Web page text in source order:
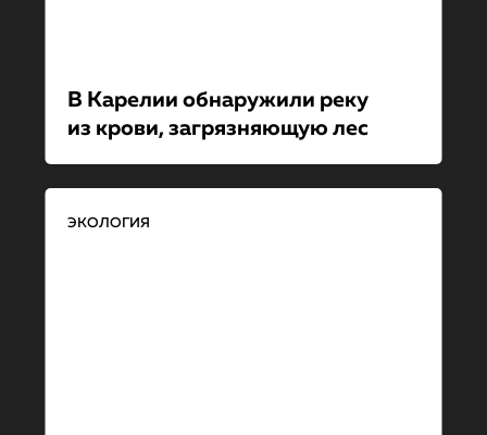
В Карелии обнаружили реку
из крови, загрязняющую лес
ЭКОЛОГИЯ